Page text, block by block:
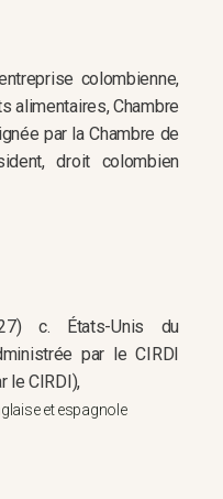
colombienne,
alimentaires, Chambre
par la Chambre de
droit colombien
c. États-Unis du
par le CIRDI
le CIRDI),
et espagnole